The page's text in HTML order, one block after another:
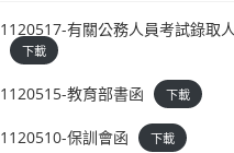
1120517-有關公務人員考試錄取
下載
1120515-教育部書函 下載
1120510-保訓會函 下載